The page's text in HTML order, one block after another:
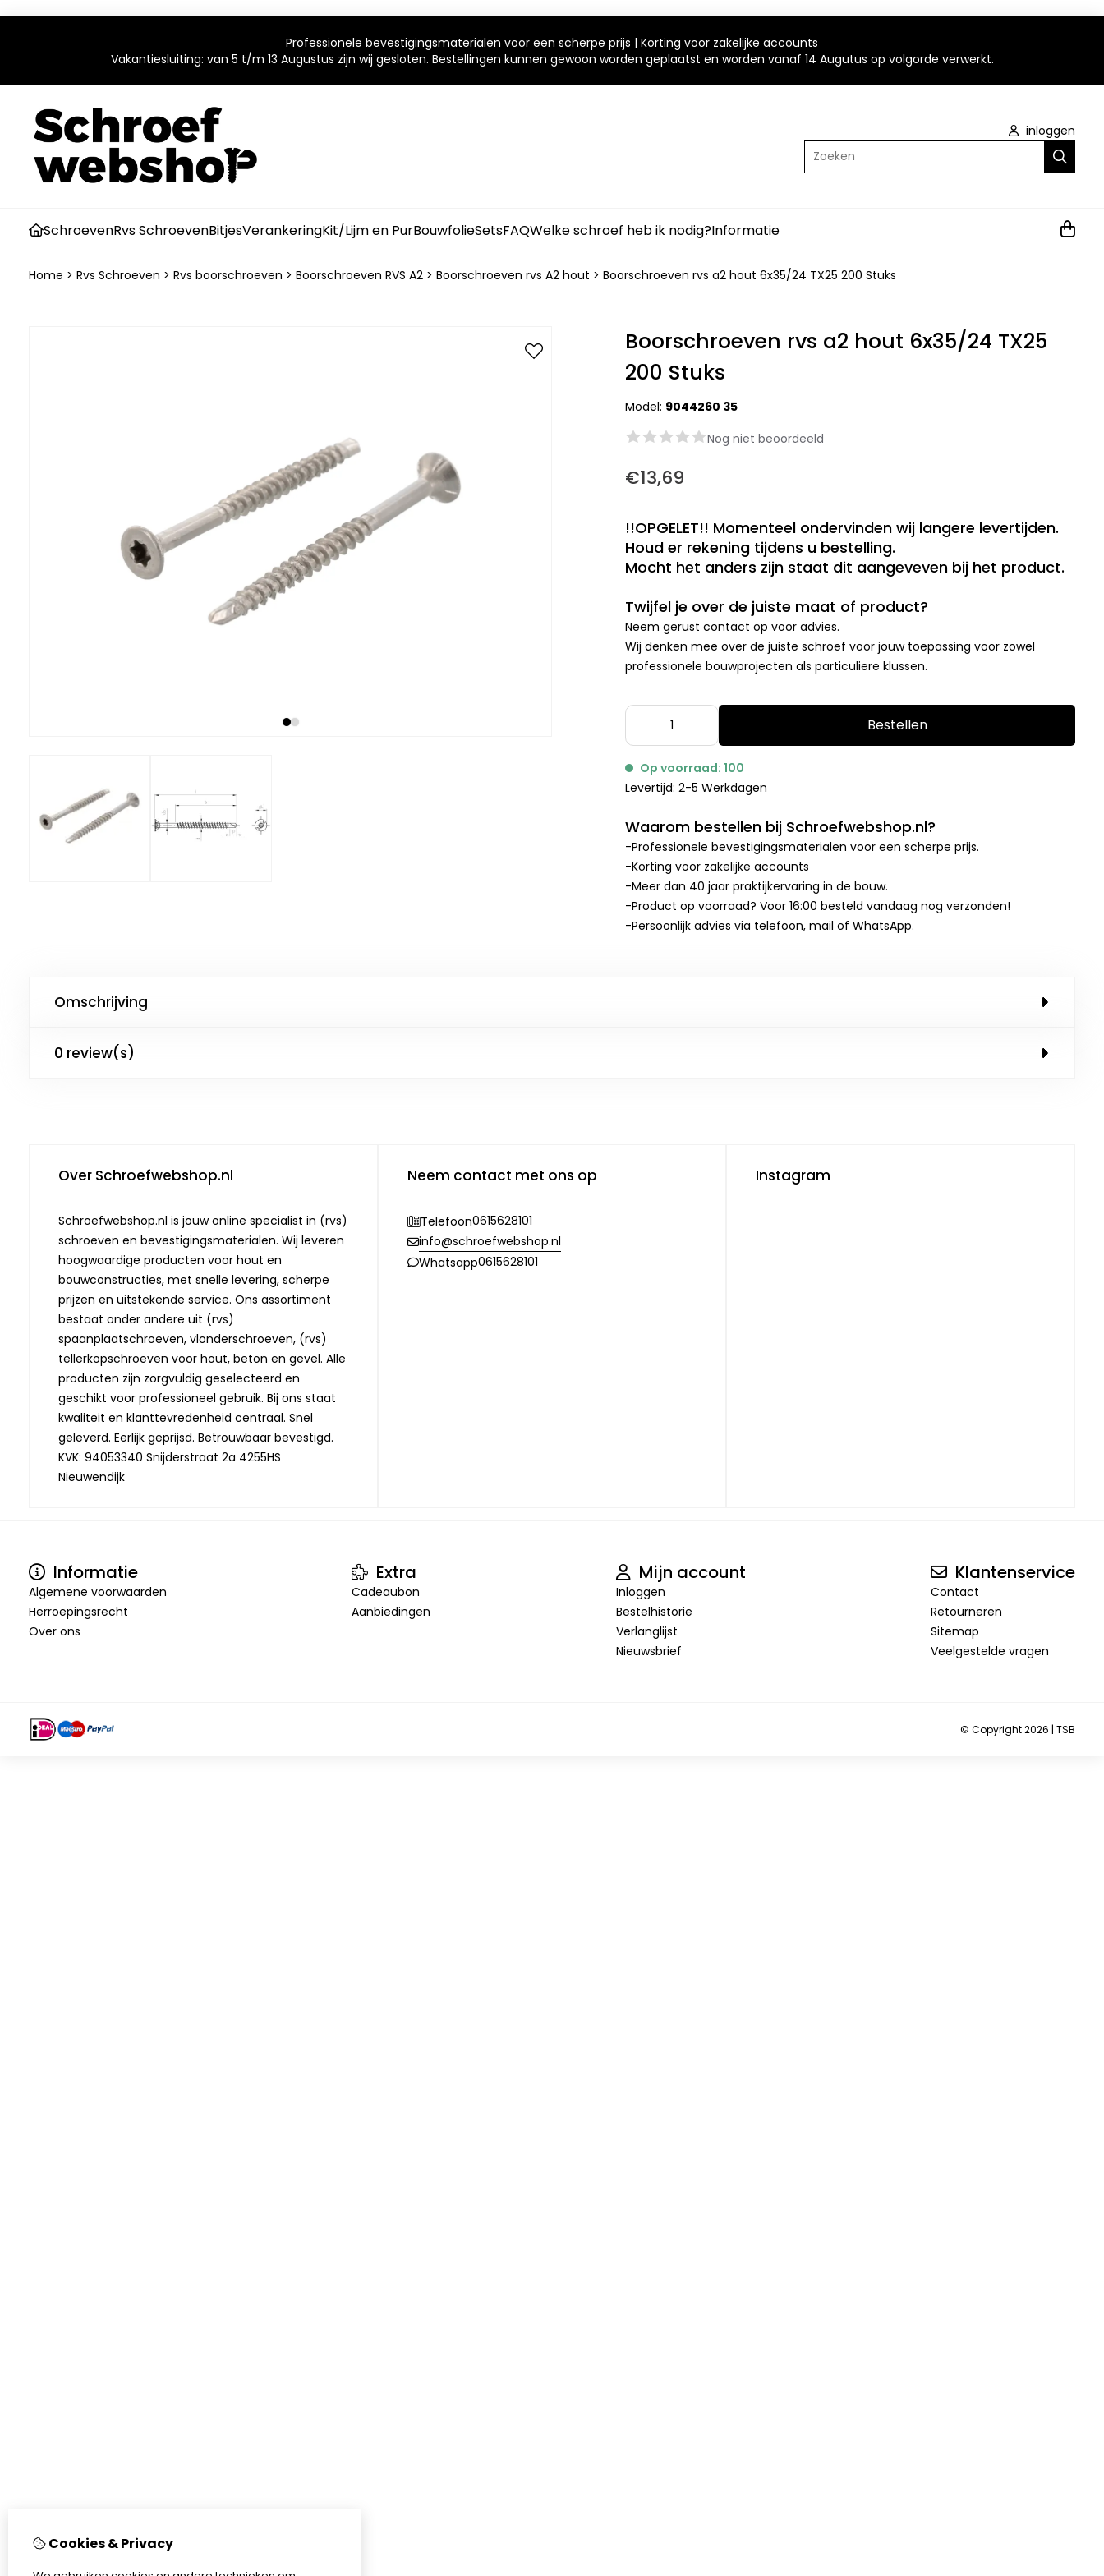
Professionele bevestigingsmaterialen voor een scherpe prijs | Korting voor zakelijke accounts
Vakantiesluiting: van 5 t/m 13 Augustus zijn wij gesloten. Bestellingen kunnen gewoon worden geplaatst en worden vanaf 14 Augutus op volgorde verwerkt.
inloggen
Zoeken
SchroevenRvs SchroevenBitjesVerankeringKit/Lijm en PurBouwfolieSetsFAQWelke schroef heb ik nodig?Informatie
Home > Rvs Schroeven > Rvs boorschroeven > Boorschroeven RVS A2 > Boorschroeven rvs A2 hout > Boorschroeven rvs a2 hout 6x35/24 TX25 200 Stuks
Boorschroeven rvs a2 hout 6x35/24 TX25
200 Stuks
Model: 9044260 35
Nog niet beoordeeld
€13,69
!!OPGELET!! Momenteel ondervinden wij langere levertijden.
Houd er rekening tijdens u bestelling.
Mocht het anders zijn staat dit aangeveven bij het product.
Twijfel je over de juiste maat of product?
Neem gerust contact op voor advies.
Wij denken mee over de juiste schroef voor jouw toepassing voor zowel
professionele bouwprojecten als particuliere klussen.
Bestellen
Op voorraad: 100
Levertijd: 2-5 Werkdagen
Waarom bestellen bij Schroefwebshop.nl?
-Professionele bevestigingsmaterialen voor een scherpe prijs.
-Korting voor zakelijke accounts
-Meer dan 40 jaar praktijkervaring in de bouw.
-Product op voorraad? Voor 16:00 besteld vandaag nog verzonden!
-Persoonlijk advies via telefoon, mail of WhatsApp.
Omschrijving
0 review(s)
Over Schroefwebshop.nl
Schroefwebshop.nl is jouw online specialist in (rvs)
schroeven en bevestigingsmaterialen. Wij leveren
hoogwaardige producten voor hout en
bouwconstructies, met snelle levering, scherpe
prijzen en uitstekende service. Ons assortiment
bestaat onder andere uit (rvs)
spaanplaatschroeven, vlonderschroeven, (rvs)
tellerkopschroeven voor hout, beton en gevel. Alle
producten zijn zorgvuldig geselecteerd en
geschikt voor professioneel gebruik. Bij ons staat
kwaliteit en klanttevredenheid centraal. Snel
geleverd. Eerlijk geprijsd. Betrouwbaar bevestigd.
KVK: 94053340 Snijderstraat 2a 4255HS
Nieuwendijk
Neem contact met ons op
Telefoon0615628101
info@schroefwebshop.nl
Whatsapp0615628101
Instagram
Informatie
Algemene voorwaarden
Herroepingsrecht
Over ons
Extra
Cadeaubon
Aanbiedingen
Mijn account
Inloggen
Bestelhistorie
Verlanglijst
Nieuwsbrief
Klantenservice
Contact
Retourneren
Sitemap
Veelgestelde vragen
© Copyright 2026 | TSB
Cookies & Privacy